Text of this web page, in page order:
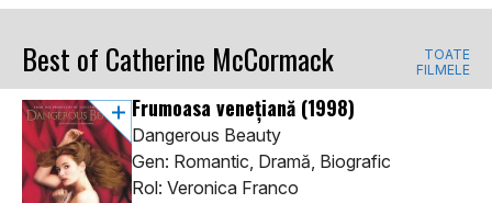
Best of Catherine McCormack
TOATE
FILMELE
Frumoasa venețiană (1998)
Dangerous Beauty
Gen: Romantic, Dramă, Biografic
Rol: Veronica Franco